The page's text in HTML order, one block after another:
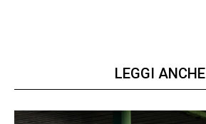
LEGGI ANCHE